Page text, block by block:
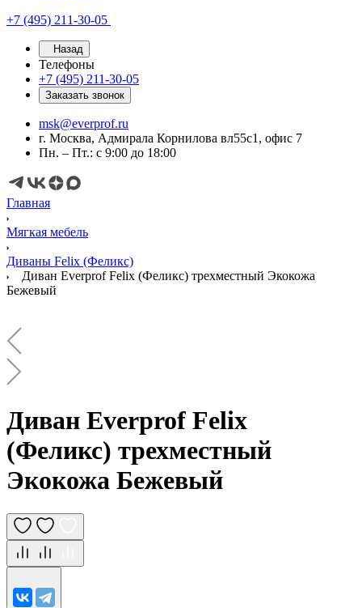
+7 (495) 211-30-05
Назад
Телефоны
+7 (495) 211-30-05
Заказать звонок
msk@everprof.ru
г. Москва, Адмирала Корнилова вл55с1, офис 7
Пн. – Пт.: с 9:00 до 18:00
Главная
Мягкая мебель
Диваны Felix (Феликс)
Диван Everprof Felix (Феликс) трехместный Экокожа
Бежевый
Диван Everprof Felix
(Феликс) трехместный
Экокожа Бежевый